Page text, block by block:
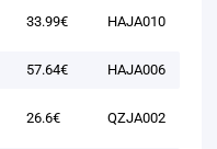
33.99€ HAJA010
57.64€ HAJA006
26.6€ QZJA002